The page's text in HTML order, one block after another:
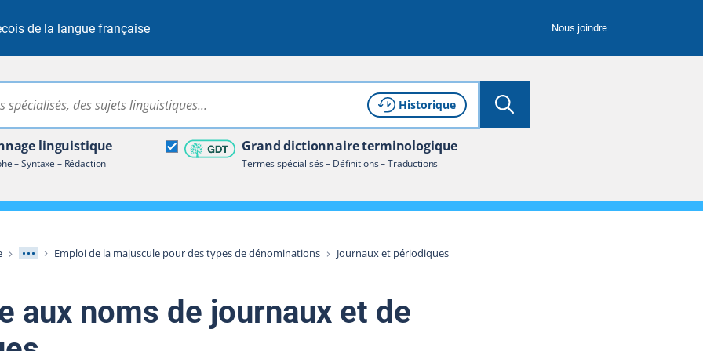
de la langue française
Nous joindre
Rechercher dans tout le site
Lancer la recherche
Consulter l'
Historiquede recherche
linguistique
– Syntaxe – Rédaction
Grand dictionnaire terminologique
Termes spécialisés – Définitions – Traductions
terminologique
Afficher les niveaux intermédiaires
Emploi de la majuscule pour des types de dénominations Journaux et périodiques
aux noms de journaux et de